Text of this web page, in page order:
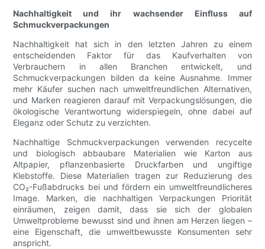
Nachhaltigkeit und ihr wachsender Einfluss auf
Schmuckverpackungen
Nachhaltigkeit hat sich in den letzten Jahren zu einem
entscheidenden Faktor für das Kaufverhalten von
Verbrauchern in allen Branchen entwickelt, und
Schmuckverpackungen bilden da keine Ausnahme. Immer
mehr Käufer suchen nach umweltfreundlichen Alternativen,
und Marken reagieren darauf mit Verpackungslösungen, die
ökologische Verantwortung widerspiegeln, ohne dabei auf
Eleganz oder Schutz zu verzichten.
Nachhaltige Schmuckverpackungen verwenden recycelte
und biologisch abbaubare Materialien wie Karton aus
Altpapier, pflanzenbasierte Druckfarben und ungiftige
Klebstoffe. Diese Materialien tragen zur Reduzierung des
CO₂-Fußabdrucks bei und fördern ein umweltfreundlicheres
Image. Marken, die nachhaltigen Verpackungen Priorität
einräumen, zeigen damit, dass sie sich der globalen
Umweltprobleme bewusst sind und ihnen am Herzen liegen –
eine Eigenschaft, die umweltbewusste Konsumenten sehr
anspricht.